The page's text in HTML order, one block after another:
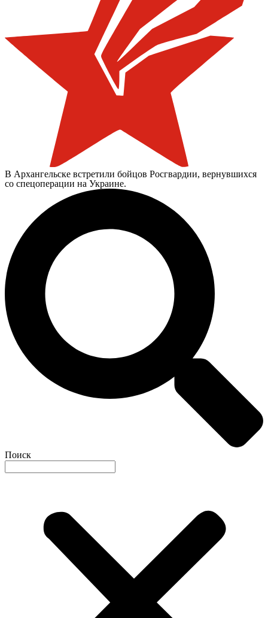
В Архангельске встретили бойцов Росгвардии, вернувшихся
со спецоперации на Украине.
Поиск